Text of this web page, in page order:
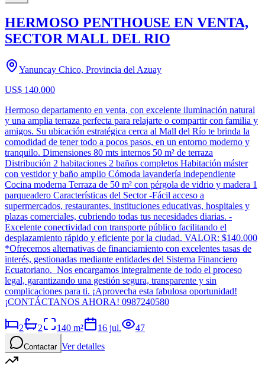
HERMOSO PENTHOUSE EN VENTA,
SECTOR MALL DEL RIO
Yanuncay Chico, Provincia del Azuay
US$ 140.000
Hermoso departamento en venta, con excelente iluminación natural
y una amplia terraza perfecta para relajarte o compartir con familia y
amigos. Su ubicación estratégica cerca al Mall del Río te brinda la
comodidad de tener todo a pocos pasos, en un entorno moderno y
tranquilo. Dimensiones 80 mts internos 50 m² de terraza
Distribución 2 habitaciones 2 baños completos Habitación máster
con vestidor y baño amplio Cómoda lavandería independiente
Cocina moderna Terraza de 50 m² con pérgola de vidrio y madera 1
parqueadero Características del Sector -Fácil acceso a
supermercados, restaurantes, instituciones educativas, hospitales y
plazas comerciales, cubriendo todas tus necesidades diarias. -
Excelente conectividad con transporte público facilitando el
desplazamiento rápido y eficiente por la ciudad. VALOR: $140.000
*Ofrecemos alternativas de financiamiento con excelentes tasas de
interés, gestionadas mediante entidades del Sistema Financiero
Ecuatoriano. Nos encargamos integralmente de todo el proceso
legal, garantizando una gestión segura, transparente y sin
complicaciones para ti. ¡Aprovecha esta fabulosa oportunidad!
¡CONTÁCTANOS AHORA! 0987240580
2 2 140 m² 16 jul. 47
Contactar Ver detalles